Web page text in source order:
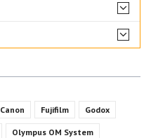
Canon Fujifilm Godox
Olympus OM System